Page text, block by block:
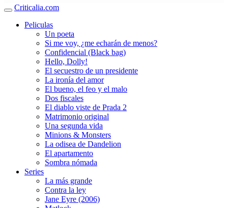
Criticalia.com
Peliculas
Un poeta
Si me voy, ¿me echarán de menos?
Confidencial (Black bag)
Hello, Dolly!
El secuestro de un presidente
La ironía del amor
El bueno, el feo y el malo
Dos fiscales
El diablo viste de Prada 2
Matrimonio original
Una segunda vida
Minions & Monsters
La odisea de Dandelion
El apartamento
Sombra nómada
Series
La más grande
Contra la ley
Jane Eyre (2006)